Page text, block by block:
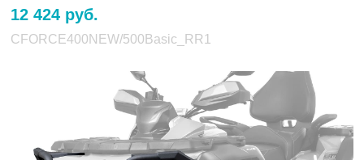
12 424 руб.
CFORCE400NEW/500Basic_RR1